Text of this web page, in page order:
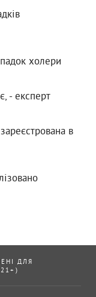
холери
- експерт
в
ДЛЯ